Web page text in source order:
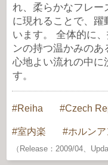
れ、柔らかなフレー
に現れることで、躍
います。 全体的に
ンの持つ温かみのあ
心地よい流れの中に
す。
Reiha Czech
室内楽 ホルン
（Release：2009/04、